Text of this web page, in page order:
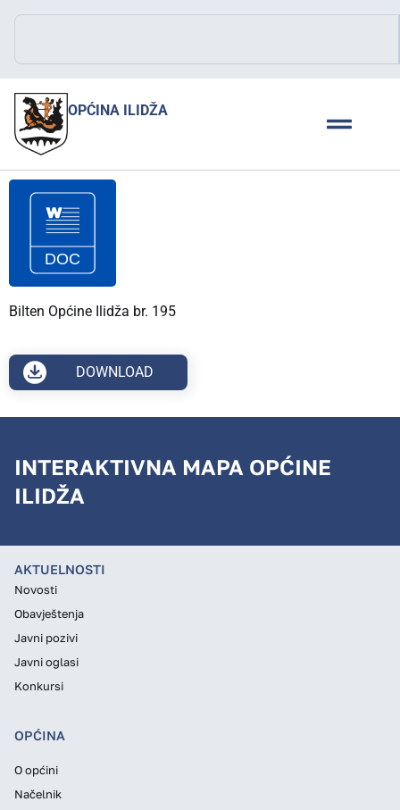
OPĆINA ILIDŽA
Bilten Općine Ilidža br. 195
DOWNLOAD
INTERAKTIVNA MAPA OPĆINE
ILIDŽA
AKTUELNOSTI
Novosti
Obavještenja
Javni pozivi
Javni oglasi
Konkursi
OPĆINA
O općini
Načelnik